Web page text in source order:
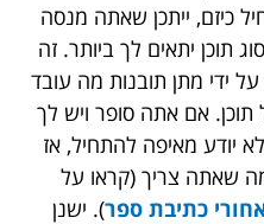
כיזם, ייתכן שאתה מנסה
תוכן יתאים לך ביותר. זה
ידי מתן תובנות מה עובד
תוכן. אם אתה סופר ויש לך
יודע מאיפה להתחיל, אז
מה שאתה צריך (קראו על
כתיבת ספר). ישנן